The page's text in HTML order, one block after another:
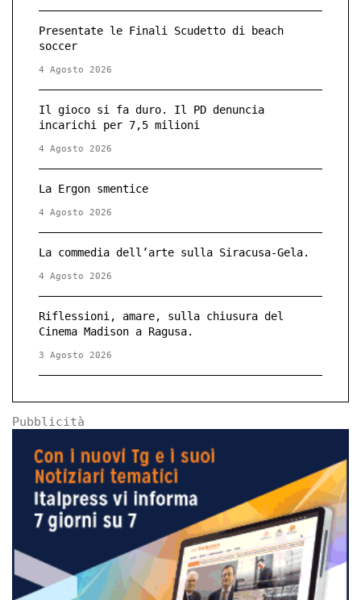
Presentate le Finali Scudetto di beach
soccer
4 Agosto 2026
Il gioco si fa duro. Il PD denuncia
incarichi per 7,5 milioni
4 Agosto 2026
La Ergon smentice
4 Agosto 2026
La commedia dell’arte sulla Siracusa-Gela.
4 Agosto 2026
Riflessioni, amare, sulla chiusura del
Cinema Madison a Ragusa.
3 Agosto 2026
Pubblicità